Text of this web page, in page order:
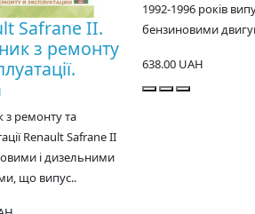
Safrane II.
з ремонту
з ремонту та
Renault Safrane II
і дизельними
що випус..
1992-1996 років
бензиновими
638.00 UAH